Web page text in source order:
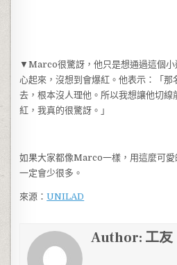
▼Marco很驚訝，他只是想通過這個小
心起來，沒想到會爆紅。他表示：「那
去，根本沒人理他。所以我想讓他切
紅，我真的很驚訝。」
如果大家都像Marco一樣，用這麼可
一定會少很多。
來源：UNILAD
Author: 工友